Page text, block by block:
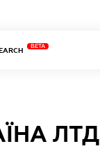
BETA
ЛТД